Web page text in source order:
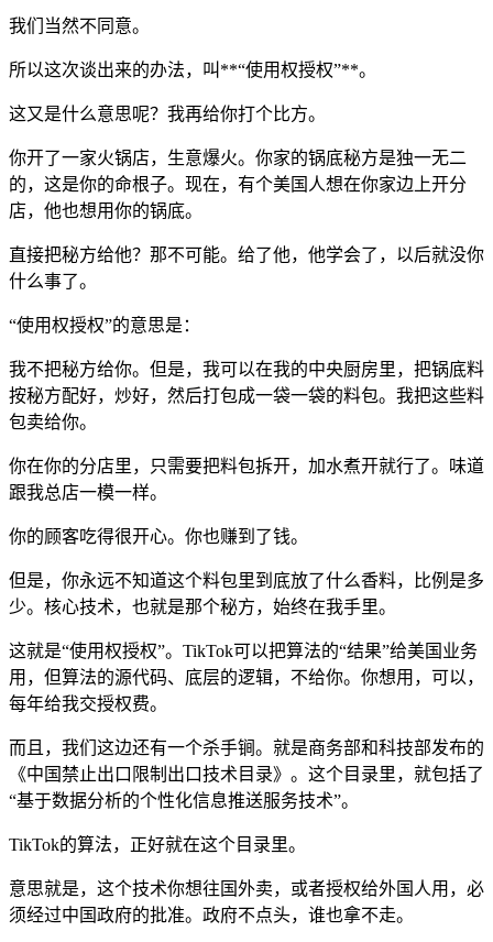
我们当然不同意。
所以这次谈出来的办法，叫**“使用权授权”**。
这又是什么意思呢？我再给你打个比方。
你开了一家火锅店，生意爆火。你家的锅底秘方是独一无二
的，这是你的命根子。现在，有个美国人想在你家边上开分
店，他也想用你的锅底。
直接把秘方给他？那不可能。给了他，他学会了，以后就没你
什么事了。
“使用权授权”的意思是：
我不把秘方给你。但是，我可以在我的中央厨房里，把锅底料
按秘方配好，炒好，然后打包成一袋一袋的料包。我把这些料
包卖给你。
你在你的分店里，只需要把料包拆开，加水煮开就行了。味道
跟我总店一模一样。
你的顾客吃得很开心。你也赚到了钱。
但是，你永远不知道这个料包里到底放了什么香料，比例是多
少。核心技术，也就是那个秘方，始终在我手里。
这就是“使用权授权”。TikTok可以把算法的“结果”给美国业务
用，但算法的源代码、底层的逻辑，不给你。你想用，可以，
每年给我交授权费。
而且，我们这边还有一个杀手锏。就是商务部和科技部发布的
《中国禁止出口限制出口技术目录》。这个目录里，就包括了
“基于数据分析的个性化信息推送服务技术”。
TikTok的算法，正好就在这个目录里。
意思就是，这个技术你想往国外卖，或者授权给外国人用，必
须经过中国政府的批准。政府不点头，谁也拿不走。